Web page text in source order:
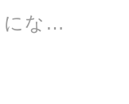
見通しのよい暮らしになる片づけサイト